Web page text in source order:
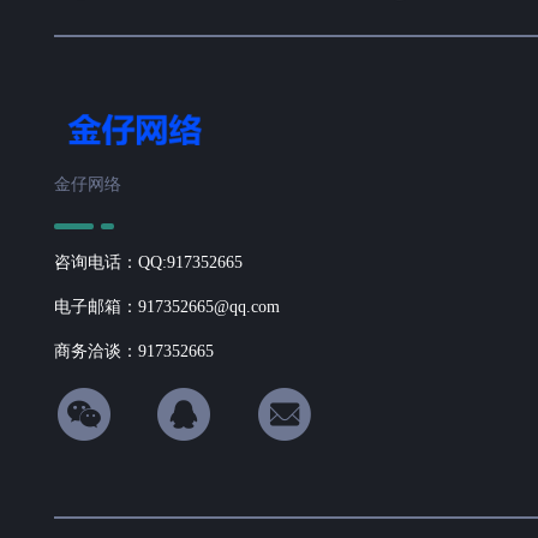
金仔网络
咨询电话：QQ:917352665
电子邮箱：917352665@qq.com
商务洽谈：917352665
hicon34